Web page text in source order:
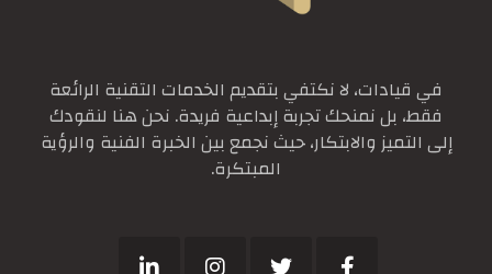
في قيادات، لا نكتفي بتقديم الخدمات التقنية الرائعة
فقط، بل نمنحك تجربة إبداعية فريدة. نحن هنا لنقودك
إلى التميز والابتكار، حيث نجمع بين الخبرة الفنية والرؤية
المبتكرة.